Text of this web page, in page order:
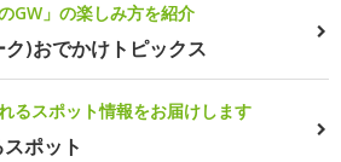
GW」の楽しみ方を紹介
)おでかけトピックス
るスポット情報をお届けします
ポット